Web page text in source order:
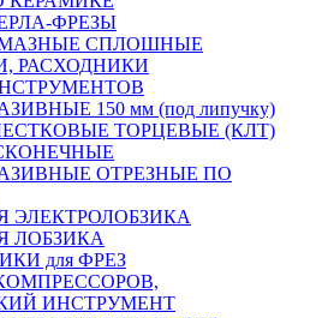
ФРЕЗЫ
СПЛОШНЫЕ
РАСХОДНИКИ
150 мм (под липучку)
ТОРЦЕВЫЕ (КЛТ)
ОТРЕЗНЫЕ ПО
ЭЛЕКТРОЛОБЗИКА
ЛОБЗИКА
для ФРЕЗ
ИНСТРУМЕНТ